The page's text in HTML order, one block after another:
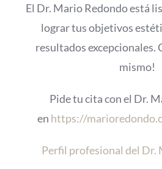
El Dr. Mario Redondo está
lograr tus objetivos
resultados excepcionales.
mismo!
Pide tu cita con el Dr.
en https://
Perfil profesional del Dr.